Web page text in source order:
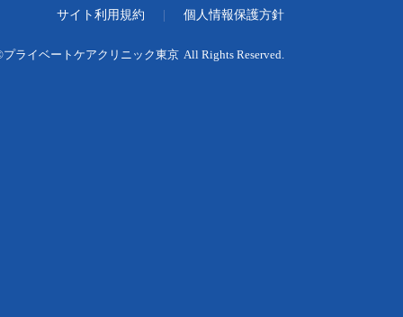
サイト利用規約 個人情報保護方針
プライベートケアクリニック東京 All Rights Reserved.